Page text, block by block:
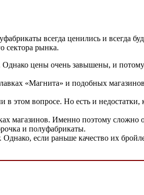
всегда ценились и всегда
сектора рынка.
цены очень завышены, и
«Магнита» и подобных
этом вопросе. Но есть и недостатки,
магазинов. Именно поэтому сложно
и полуфабрикаты.
если раньше качество их